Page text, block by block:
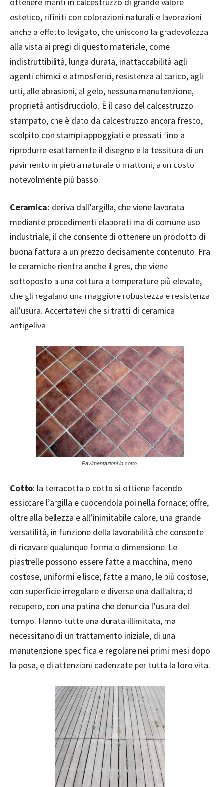
estetico, rifiniti con colorazioni naturali e lavorazioni
anche a effetto levigato, che uniscono la gradevolezza
alla vista ai pregi di questo materiale, come
indistruttibilità, lunga durata, inattaccabilità agli
agenti chimici e atmosferici, resistenza al carico, agli
urti, alle abrasioni, al gelo, nessuna manutenzione,
proprietà antisdrucciolo. È il caso del calcestruzzo
stampato, che è dato da calcestruzzo ancora fresco,
scolpito con stampi appoggiati e pressati fino a
riprodurre esattamente il disegno e la tessitura di un
pavimento in pietra naturale o mattoni, a un costo
notevolmente più basso.
Ceramica: deriva dall’argilla, che viene lavorata
mediante procedimenti elaborati ma di comune uso
industriale, il che consente di ottenere un prodotto di
buona fattura a un prezzo decisamente contenuto. Fra
le ceramiche rientra anche il gres, che viene
sottoposto a una cottura a temperature più elevate,
che gli regalano una maggiore robustezza e resistenza
all’usura. Accertatevi che si tratti di ceramica
antigeliva.
Pavimentazioni in cotto.
Cotto: la terracotta o cotto si ottiene facendo
essiccare l’argilla e cuocendola poi nella fornace; offre,
oltre alla bellezza e all’inimitabile calore, una grande
versatilità, in funzione della lavorabilità che consente
di ricavare qualunque forma o dimensione. Le
piastrelle possono essere fatte a macchina, meno
costose, uniformi e lisce; fatte a mano, le più costose,
con superficie irregolare e diverse una dall’altra; di
recupero, con una patina che denuncia l’usura del
tempo. Hanno tutte una durata illimitata, ma
necessitano di un trattamento iniziale, di una
manutenzione specifica e regolare nei primi mesi dopo
la posa, e di attenzioni cadenzate per tutta la loro vita.